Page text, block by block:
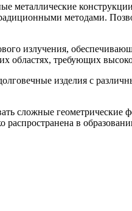
металлические
методами.
излучения,
областях, требующих
изделия с
сложные геометрические
в